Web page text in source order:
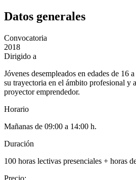
Datos generales
Convocatoria
2018
Dirigido a
Jóvenes desempleados en edades de 16
su trayectoria en el ámbito profesional y
proyector emprendedor.
Horario
Mañanas de 09:00 a 14:00 h.
Duración
100 horas lectivas presenciales + horas